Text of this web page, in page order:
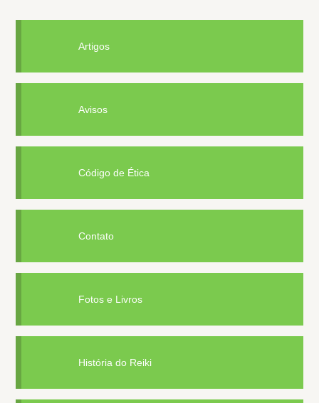
Artigos
Avisos
Código de Ética
Contato
Fotos e Livros
História do Reiki